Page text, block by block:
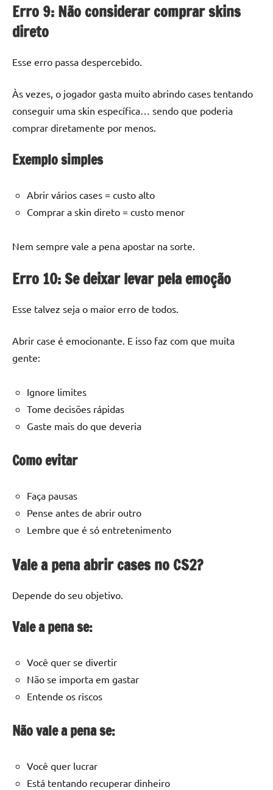
Erro 9: Não considerar comprar skins
direto
Esse erro passa despercebido.
Às vezes, o jogador gasta muito abrindo cases tentando
conseguir uma skin específica… sendo que poderia
comprar diretamente por menos.
Exemplo simples
Abrir vários cases = custo alto
Comprar a skin direto = custo menor
Nem sempre vale a pena apostar na sorte.
Erro 10: Se deixar levar pela emoção
Esse talvez seja o maior erro de todos.
Abrir case é emocionante. E isso faz com que muita
gente:
Ignore limites
Tome decisões rápidas
Gaste mais do que deveria
Como evitar
Faça pausas
Pense antes de abrir outro
Lembre que é só entretenimento
Vale a pena abrir cases no CS2?
Depende do seu objetivo.
Vale a pena se:
Você quer se divertir
Não se importa em gastar
Entende os riscos
Não vale a pena se:
Você quer lucrar
Está tentando recuperar dinheiro